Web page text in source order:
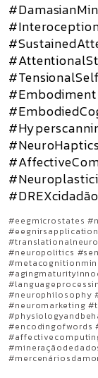
#TensionalSelf
#Embodiment
#DREXcidadão
#eegmicrostates
#neuropolitics
#neurophilosophy
#neuromarketing
#encodingofwords